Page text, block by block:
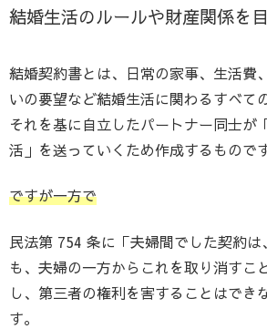
結婚生活のルールや財産関係を
結婚契約書とは、日常の家事、生活費
いの要望など結婚生活に関わるすべて
それを基に自立したパートナー同士が
活」を送っていくため作成するものです
ですが一方で
民法第 754 条に「夫婦間でした契約
も、夫婦の一方からこれを取り消すこ
し、第三者の権利を害することはでき
す。